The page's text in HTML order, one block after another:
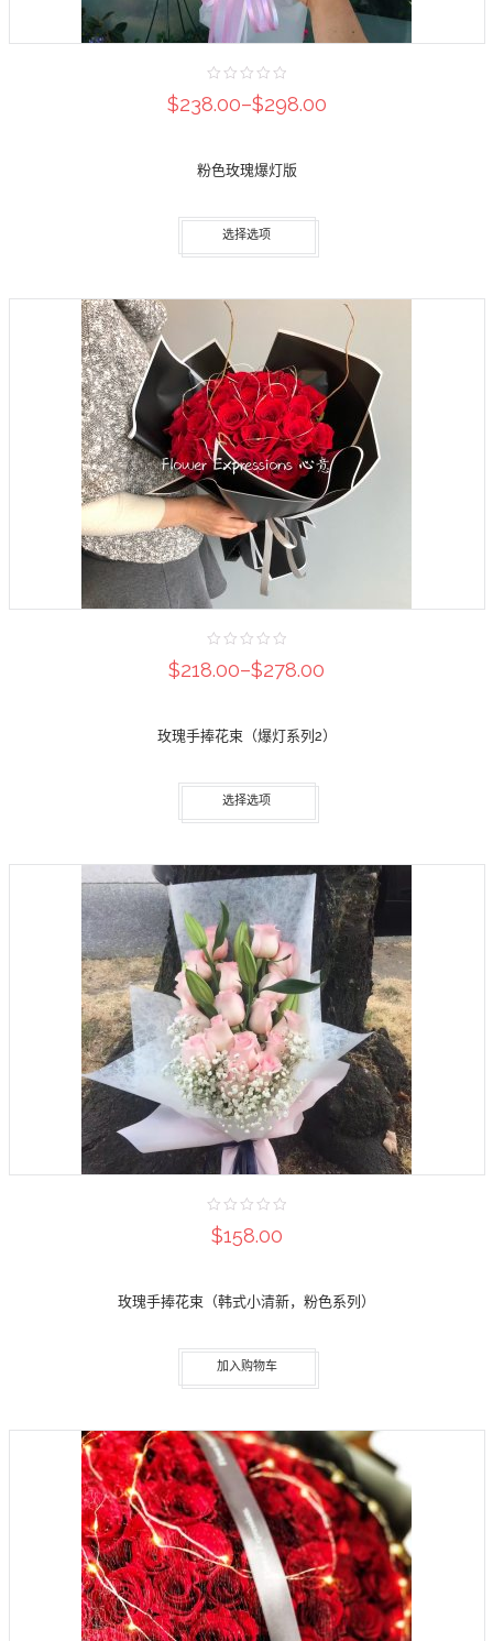
$238.00–$298.00
粉色玫瑰爆灯版
选择选项
$218.00–$278.00
玫瑰手捧花束（爆灯系列2）
选择选项
$158.00
玫瑰手捧花束（韩式小清新，粉色系列）
加入购物车